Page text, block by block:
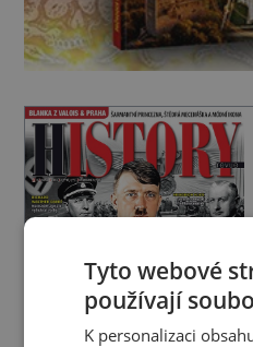
Tyto webové
používají
K personalizaci